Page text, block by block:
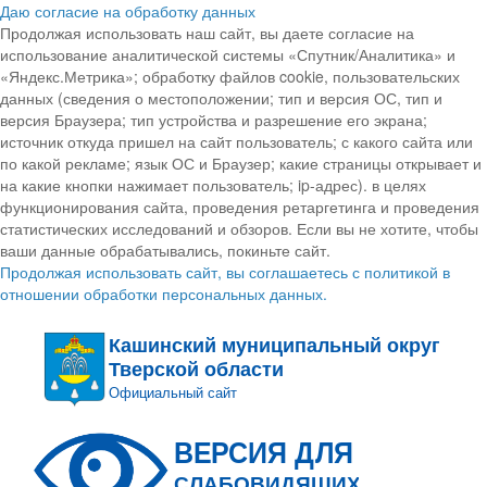
Даю согласие на обработку данных
Продолжая использовать наш сайт, вы даете согласие на
использование аналитической системы «Спутник/Аналитика» и
«Яндекс.Метрика»; обработку файлов cookie, пользовательских
данных (сведения о местоположении; тип и версия ОС, тип и
версия Браузера; тип устройства и разрешение его экрана;
источник откуда пришел на сайт пользователь; с какого сайта или
по какой рекламе; язык ОС и Браузер; какие страницы открывает и
на какие кнопки нажимает пользователь; ip-адрес). в целях
функционирования сайта, проведения ретаргетинга и проведения
статистических исследований и обзоров. Если вы не хотите, чтобы
ваши данные обрабатывались, покиньте сайт.
Продолжая использовать сайт, вы соглашаетесь с политикой в
отношении обработки персональных данных.